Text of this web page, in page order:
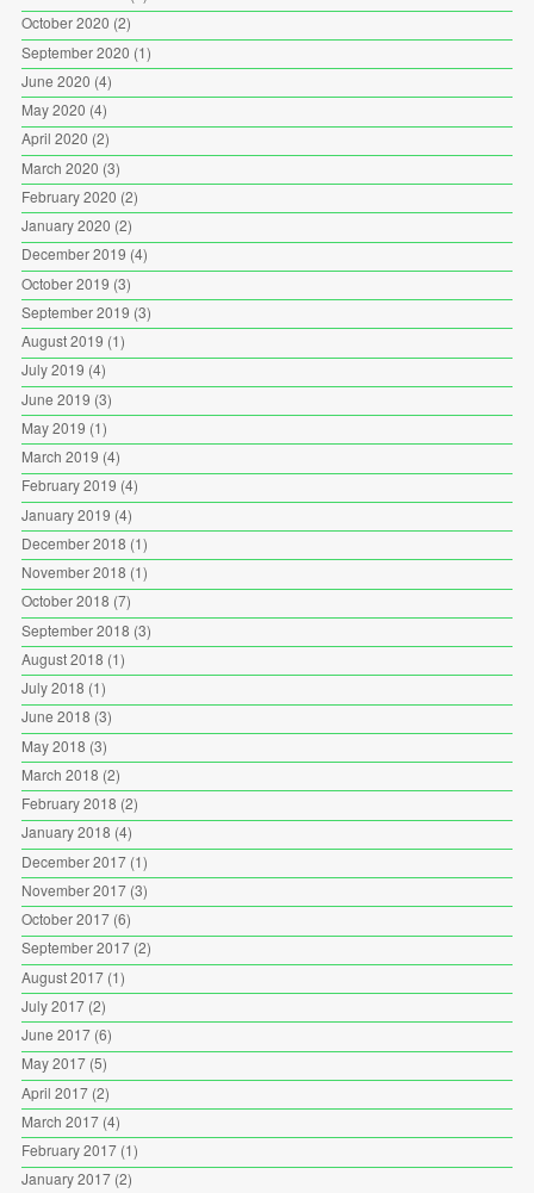
October 2020 (2)
September 2020 (1)
June 2020 (4)
May 2020 (4)
April 2020 (2)
March 2020 (3)
February 2020 (2)
January 2020 (2)
December 2019 (4)
October 2019 (3)
September 2019 (3)
August 2019 (1)
July 2019 (4)
June 2019 (3)
May 2019 (1)
March 2019 (4)
February 2019 (4)
January 2019 (4)
December 2018 (1)
November 2018 (1)
October 2018 (7)
September 2018 (3)
August 2018 (1)
July 2018 (1)
June 2018 (3)
May 2018 (3)
March 2018 (2)
February 2018 (2)
January 2018 (4)
December 2017(1)
November 2017(3)
October 2017(6)
September 2017(2)
August 2017(1)
July 2017(2)
June 2017(6)
May 2017(5)
April 2017(2)
March 2017(4)
February 2017(1)
January 2017(2)